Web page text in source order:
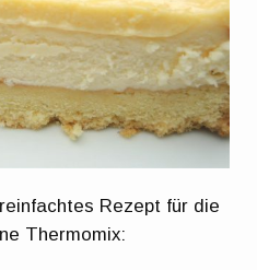
Rezept für die
Thermomix: